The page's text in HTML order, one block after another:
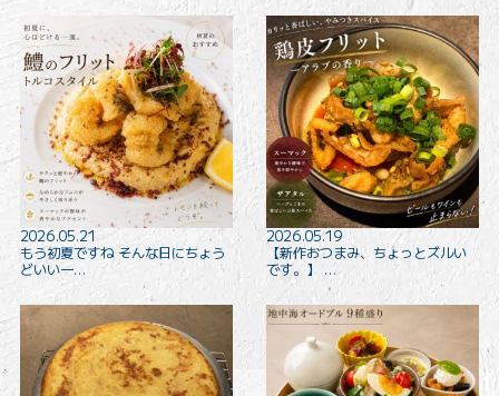
2026.05.21
もう初夏ですね そんな日にちょう
どいい一…
2026.05.19
【新作おつまみ、ちょっとズルい
です。】 …